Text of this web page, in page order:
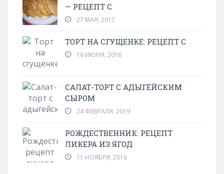
— РЕЦЕПТ С
27 МАЯ, 2017
ТОРТ НА СГУЩЕНКЕ: РЕЦЕПТ С
16 ИЮНЯ, 2016
САЛАТ-ТОРТ С АДЫГЕЙСКИМ
СЫРОМ
24 ФЕВРАЛЯ, 2019
РОЖДЕСТВЕННИК: РЕЦЕПТ
ЛИКЕРА ИЗ ЯГОД
11 НОЯБРЯ, 2016